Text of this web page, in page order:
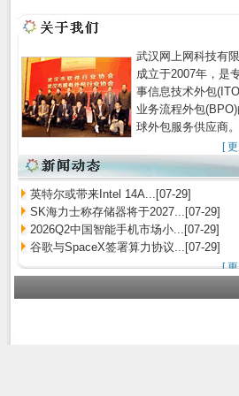
武汉网上网科技有
成立于2007年，是
事信息技术外包
业务流程外包
球外包服务供应商。
[
英特尔或带来Intel 14A...[07-29]
SK海力士称存储器将于2027...[07-29]
2026Q2中国智能手机市场小...[07-29]
谷歌与SpaceX签署算力协议...[07-29]
[